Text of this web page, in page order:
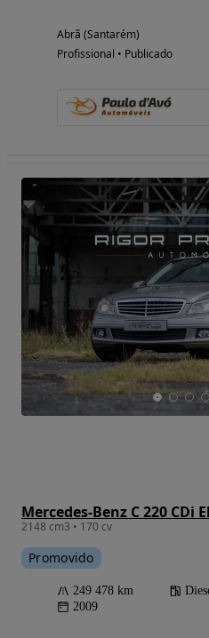
Abrã (Santarém)
Profissional • Publicado
Mercedes-Benz C 220 CDi
2148 cm3 • 170 cv
Promovido
249 478 km
2009